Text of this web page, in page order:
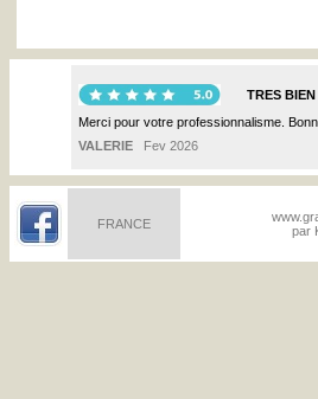
TRES BIEN
Merci pour votre professionnalisme.
VALERIE Fev 2026
FRANCE
par